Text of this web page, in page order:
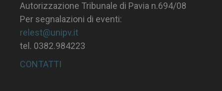
Autorizzazione Tribunale di Pavia n.694/08
Per segnalazioni di eventi:
relest@unipv.it
tel. 0382.984223
CONTATTI